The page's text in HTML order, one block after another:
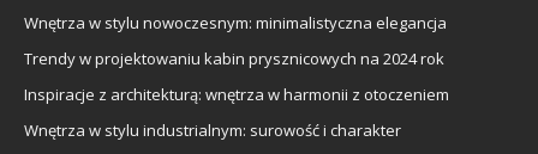
Wnętrza w stylu nowoczesnym: minimalistyczna elegancja
Trendy w projektowaniu kabin prysznicowych na 2024 rok
Inspiracje z architekturą: wnętrza w harmonii z otoczeniem
Wnętrza w stylu industrialnym: surowość i charakter